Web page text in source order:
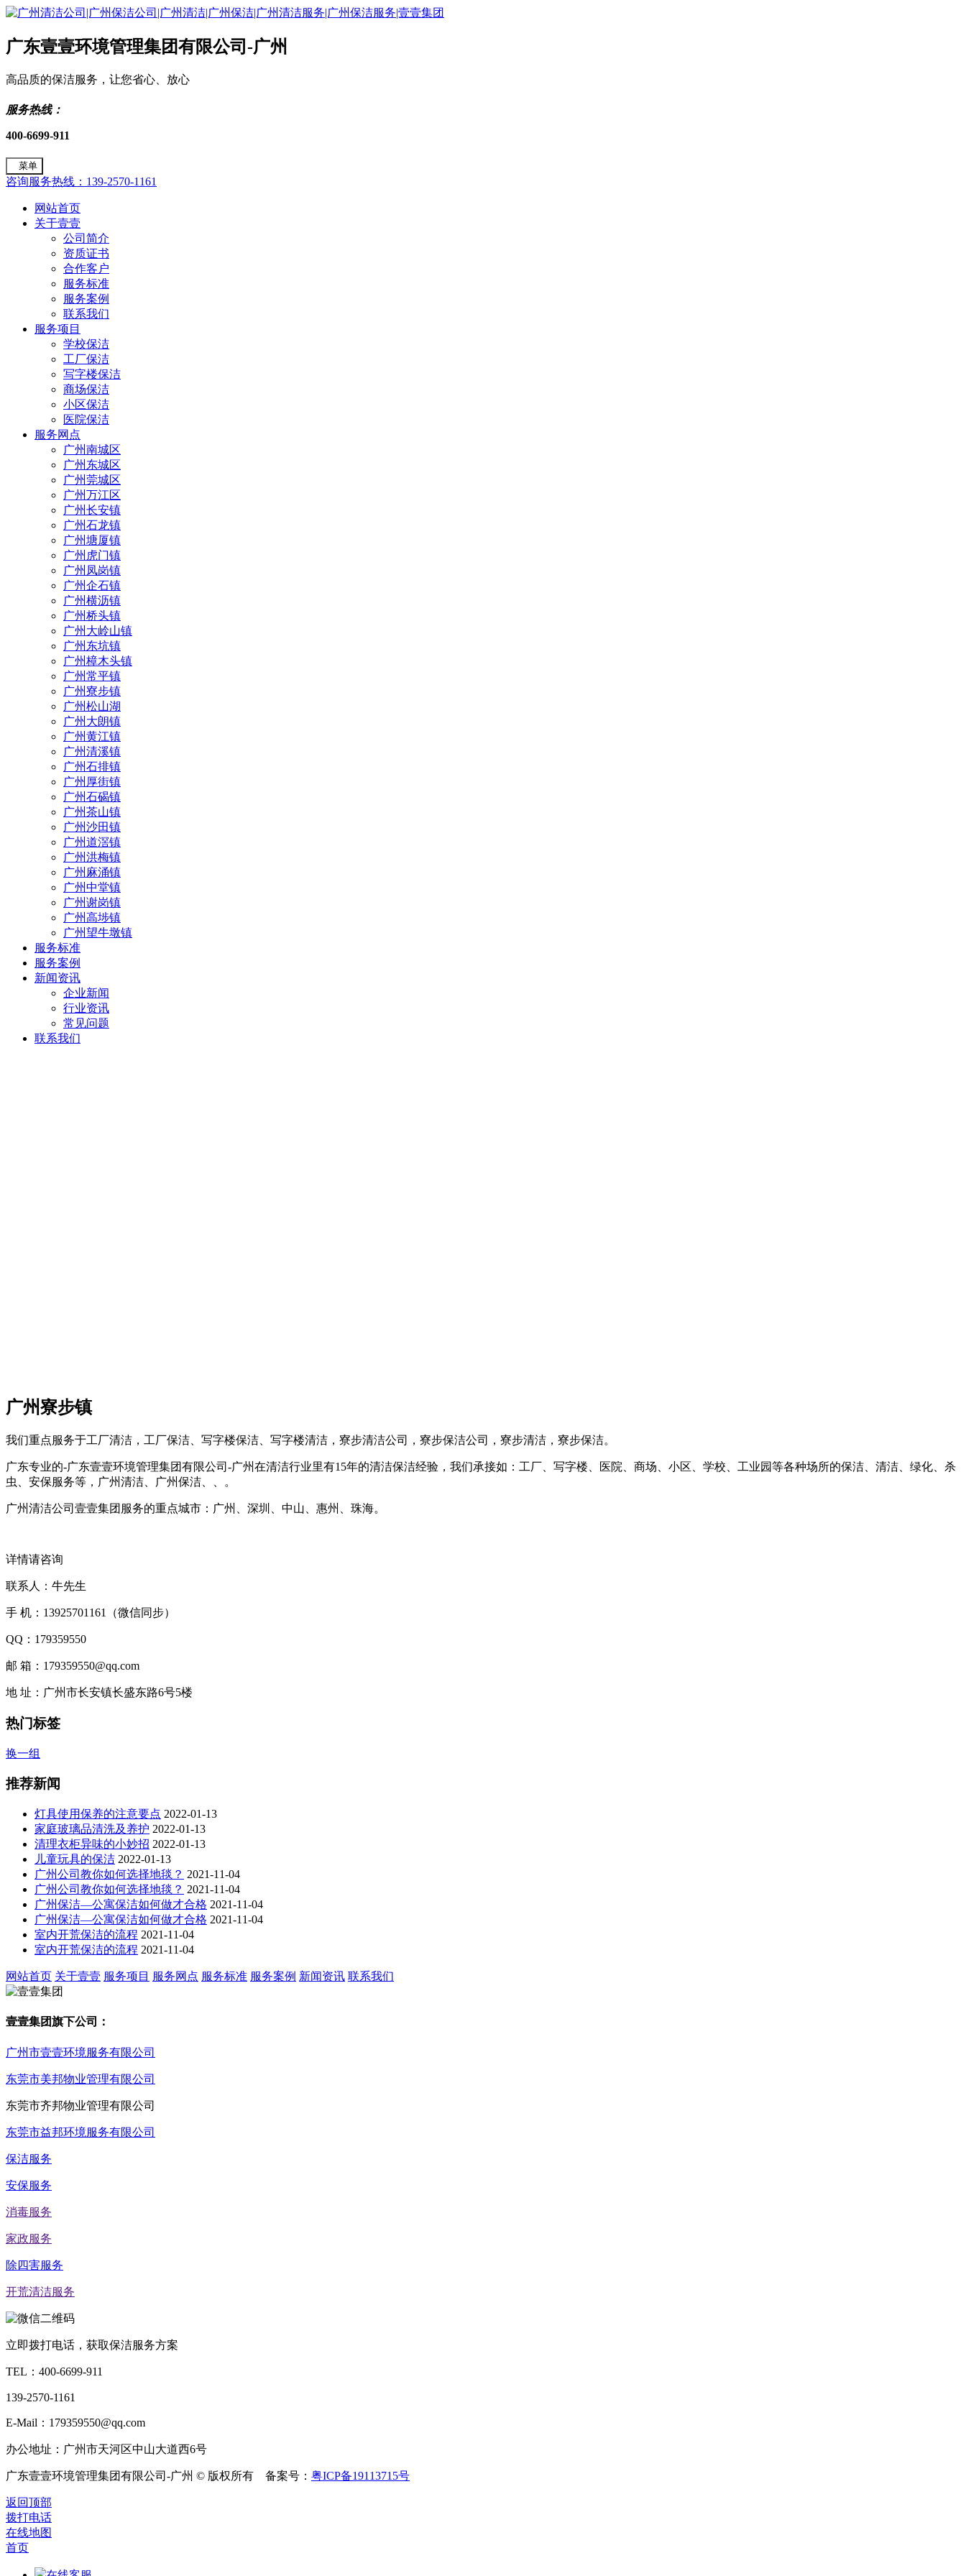
广东壹壹环境管理集团有限公司-广州
高品质的保洁服务，让您省心、放心
服务热线：
400-6699-911
菜单
咨询服务热线：139-2570-1161
网站首页
关于壹壹
公司简介
资质证书
合作客户
服务标准
服务案例
联系我们
服务项目
学校保洁
工厂保洁
写字楼保洁
商场保洁
小区保洁
医院保洁
服务网点
广州南城区
广州东城区
广州莞城区
广州万江区
广州长安镇
广州石龙镇
广州塘厦镇
广州虎门镇
广州凤岗镇
广州企石镇
广州横沥镇
广州桥头镇
广州大岭山镇
广州东坑镇
广州樟木头镇
广州常平镇
广州寮步镇
广州松山湖
广州大朗镇
广州黄江镇
广州清溪镇
广州石排镇
广州厚街镇
广州石碣镇
广州茶山镇
广州沙田镇
广州道滘镇
广州洪梅镇
广州麻涌镇
广州中堂镇
广州谢岗镇
广州高埗镇
广州望牛墩镇
服务标准
服务案例
新闻资讯
企业新闻
行业资讯
常见问题
联系我们
广州寮步镇
我们重点服务于工厂清洁，工厂保洁、写字楼保洁、写字楼清洁，寮步清洁公司，寮步保洁公司，寮步清洁，寮步保洁。
广东专业的-广东壹壹环境管理集团有限公司-广州在清洁行业里有15年的清洁保洁经验，我们承接如：工厂、写字楼、医院、商场、小区、学校、工业园等各种场所的保洁、清洁、绿化、杀
虫、安保服务等，广州清洁、广州保洁、、。
广州清洁公司壹壹集团服务的重点城市：广州、深圳、中山、惠州、珠海。
详情请咨询
联系人：牛先生
手 机：13925701161（微信同步）
QQ：179359550
邮 箱：179359550@qq.com
地 址：广州市长安镇长盛东路6号5楼
热门标签
换一组
推荐新闻
灯具使用保养的注意要点 2022-01-13
家庭玻璃品清洗及养护 2022-01-13
清理衣柜异味的小妙招 2022-01-13
儿童玩具的保洁 2022-01-13
广州公司教你如何选择地毯？ 2021-11-04
广州公司教你如何选择地毯？ 2021-11-04
广州保洁—公寓保洁如何做才合格 2021-11-04
广州保洁—公寓保洁如何做才合格 2021-11-04
室内开荒保洁的流程 2021-11-04
室内开荒保洁的流程 2021-11-04
网站首页 关于壹壹 服务项目 服务网点 服务标准 服务案例 新闻资讯 联系我们
壹壹集团旗下公司：
广州市壹壹环境服务有限公司
东莞市美邦物业管理有限公司
东莞市齐邦物业管理有限公司
东莞市益邦环境服务有限公司
保洁服务
安保服务
消毒服务
家政服务
除四害服务
开荒清洁服务
立即拨打电话，获取保洁服务方案
TEL： 400-6699-911
139-2570-1161
E-Mail：179359550@qq.com
办公地址：广州市天河区中山大道西6号
广东壹壹环境管理集团有限公司-广州 © 版权所有 备案号： 粤ICP备19113715号
返回顶部
拨打电话
在线地图
首页